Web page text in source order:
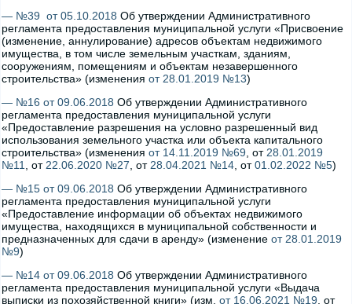
— №39 от 05.10.2018 Об утверждении Административного
регламента предоставления муниципальной услуги «Присвоение
(изменение, аннулирование) адресов объектам недвижимого
имущества, в том числе земельным участкам, зданиям,
сооружениям, помещениям и объектам незавершенного
строительства» (изменения от 28.01.2019 №13)
— №16 от 09.06.2018 Об утверждении Административного
регламента предоставления муниципальной услуги
«Предоставление разрешения на условно разрешенный вид
использования земельного участка или объекта капитального
строительства» (изменения от 14.11.2019 №69 , от 28.01.2019
№11
, от 22.06.2020 №27 , от 28.04.2021 №14 , от01.02.2022 №5)
— №15 от 09.06.2018 Об утверждении Административного
регламента предоставления муниципальной услуги
«Предоставление информации об объектах недвижимого
имущества, находящихся в муниципальной собственности и
предназначенных для сдачи в аренду» (изменение от 28.01.2019
№9)
— №14 от 09.06.2018 Об утверждении Административного
регламента предоставления муниципальной услуги «Выдача
выписки из похозяйственной книги» (изм. от 16.06.2021 №19 , от